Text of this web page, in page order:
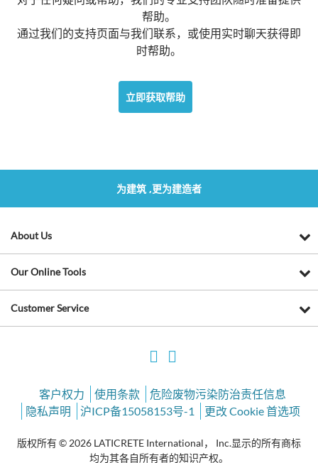
帮助。
通过我们的支持页面与我们联系，或使用实时聊天获得即
时帮助。
立即获取帮助
为建筑 ,更为建造者
About Us
Our Online Tools
Customer Service
客户权力 使用条款
危险废物污染防治责任信息
隐私声明
沪ICP备15058153号-1 更改 Cookie 首选项
版权所有 © 2026 LATICRETE International， Inc.显示的所有商标
均为其各自所有者的知识产权。